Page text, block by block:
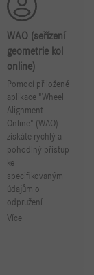
WAO (seřízení
geometrie kol
online)
Pomocí přiložené
aplikace "Wheel
Alignment
Online" (WAO)
získáte rychlý a
pohodlný přístup
ke
specifikovaným
údajům o
odpružení.
Více